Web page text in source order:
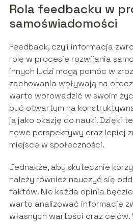
Rola feedbacku w
samoświadomości
Feedback, czyli informacja
rolę w procesie rozwijania
innych ludzi mogą pomóc w
zachowania wpływają na
warto wprowadzić w swoim
być otwartym na
ją jako okazję do nauki. Dzięki
nowe perspektywy oraz lepiej
miejsce w społeczności.
Jednakże, aby skutecznie
należy również nauczyć się
faktów. Nie każda opinia
warto analizować informacje
własnych wartości oraz celów.